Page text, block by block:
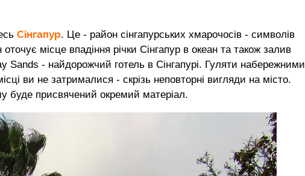
Сінгапур. Це - район сінгапурських хмарочосів - символів
місце впадіння річки Сінгапур в океан та також залив
- найдорожчий готель в Сінгапурі. Гуляти набережними
ви не затрималися - скрізь неповторні вигляди на місто.
буде присвячений окремий матеріал.